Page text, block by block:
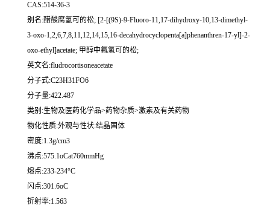
CAS:514-36-3
别名:醋酸腐氢可的松; [2-[(9S)-9-Fluoro-11,17-dihydroxy-10,13-dimethyl-
3-oxo-1,2,6,7,8,11,12,14,15,16-decahydrocyclopenta[a]phenanthren-17-yl]-2-
oxo-ethyl]acetate; 甲醇中氟氢可的松;
英文名:fludrocortisoneacetate
分子式:C23H31FO6
分子量:422.487
类别:生物及医药化学品>药物杂质>激素及有关药物
物化性质:外观与性状:结晶固体
密度:1.3g/cm3
沸点:575.1oCat760mmHg
熔点:233-234°C
闪点:301.6oC
折射率:1.563